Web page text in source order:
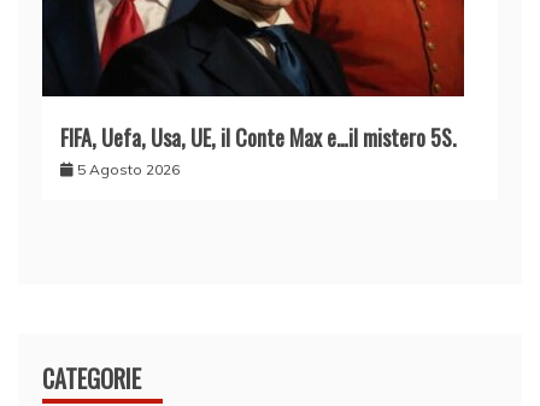
FIFA, Uefa, Usa, UE, il Conte Max e…il mistero 5S.
5 Agosto 2026
CATEGORIE